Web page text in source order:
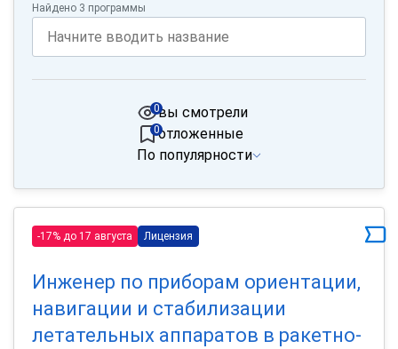
Найдено 3 программы
вы смотрели
0
отложенные
0
По популярности
-17% до 17 августа Лицензия
Инженер по приборам ориентации,
навигации и стабилизации
летательных аппаратов в ракетно-